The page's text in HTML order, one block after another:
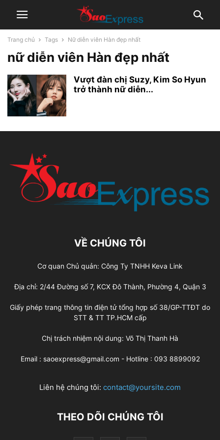
Trang chủ Tags Nữ diễn viên Hàn đẹp nhất
nữ diễn viên Hàn đẹp nhất
Vượt đàn chị Suzy, Kim So Hyun
trở thành nữ diễn...
VỀ CHÚNG TÔI
Cơ quan Chủ quản: Công Ty TNHH Keva Link
Địa chỉ: 2/44 Đường số 7, KCX Đô Thành, Phường 4, Quận 3
Giấy phép trang thông tin điện tử tổng hợp số 38/GP-TTĐT do
STT & TT TP.HCM cấp
Chị trách nhiệm nội dung: Võ Thị Thanh Hà
Email : saoexpress@gmail.com - Hotline : 093 8899092
Liên hệ chúng tôi: contact@yoursite.com
THEO DÕI CHÚNG TÔI